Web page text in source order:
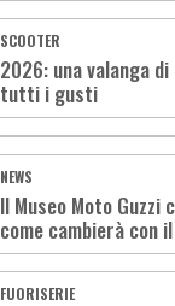
SCOOTER
2026: una valanga
tutti i gusti
NEWS
Il Museo Moto Guzzi
come cambierà con
FUORISERIE